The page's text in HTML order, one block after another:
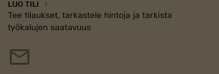
LUO TILI chevron_right
Tee tilaukset, tarkastele hintoja ja tarkista
työkalujen saatavuus
mail